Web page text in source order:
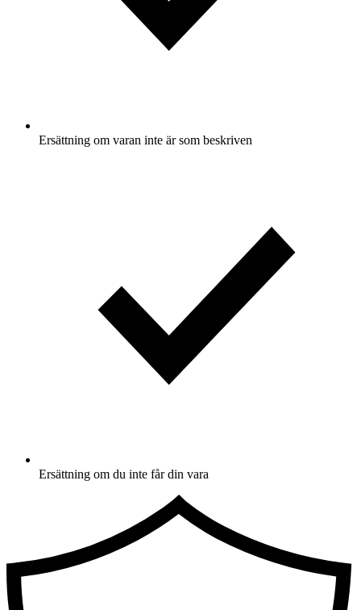
Ersättning om varan inte är som beskriven
Ersättning om du inte får din vara